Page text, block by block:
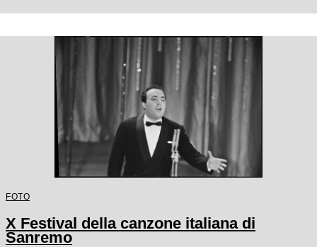
FOTO
X Festival della canzone italiana di
Sanremo